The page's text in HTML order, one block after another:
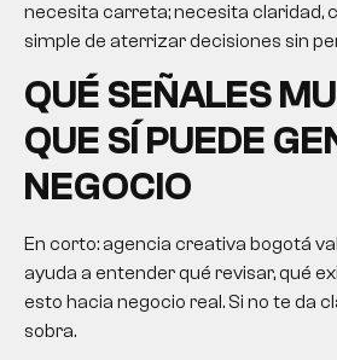
necesita carreta; necesita claridad,
simple de aterrizar decisiones sin
QUÉ SEÑALES
QUE SÍ PUEDE
NEGOCIO
En corto: agencia creativa bogotá
ayuda a entender qué revisar, qué
esto hacia negocio real. Si no te da
sobra.